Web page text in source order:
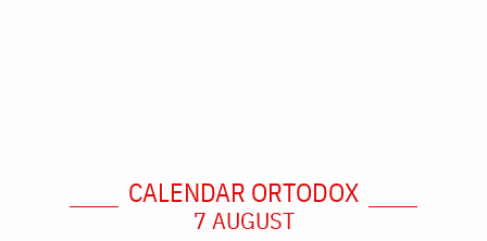
CALENDAR ORTODOX
7 AUGUST